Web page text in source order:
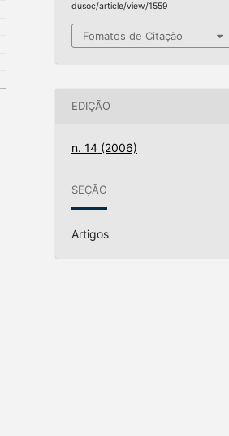
dusoc/article/view/1559
Fomatos de Citação
EDIÇÃO
n. 14 (2006)
SEÇÃO
Artigos